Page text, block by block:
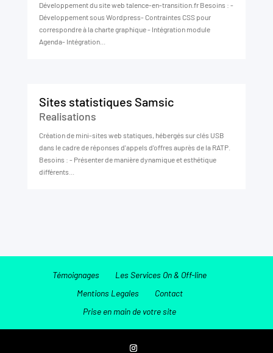
Développement du site web talence-en-transition.fr Besoins : -
Développement sous Wordpress- Contraintes CSS pour
correspondre à la charte graphique - Intégration module
Agenda- Intégration...
Sites statistiques Samsic
Realisations
Création de mini-sites web statiques, hébergés sur clés USB
dans le cadre de réponses d'appels d'offres auprès de la RATP.
Besoins : - Présenter de manière dynamique et esthétique
différents...
Témoignages
Les Services On & Off-line
Mentions Legales
Contact
Prise en main de votre site